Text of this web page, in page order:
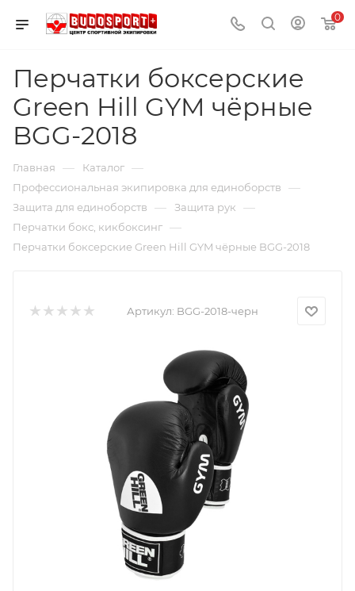
0
Перчатки боксерские
Green Hill GYM чёрные
BGG-2018
Главная — Каталог —
Профессиональная экипировка для единоборств —
Защита для единоборств — Защита рук —
Перчатки бокс, кикбоксинг —
Перчатки боксерские Green Hill GYM чёрные BGG-2018
Артикул: BGG-2018-черн